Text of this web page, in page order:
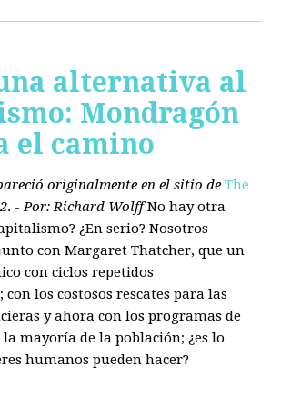
alternativa al
Mondragón
el camino
originalmente en el sitio deThe
. - Por: Richard Wolff No hay otra
¿En serio? Nosotros
con Margaret Thatcher, que un
con ciclos repetidos
los costosos rescates para las
y ahora con los programas de
mayoría de la población; ¿es lo
humanos pueden hacer?